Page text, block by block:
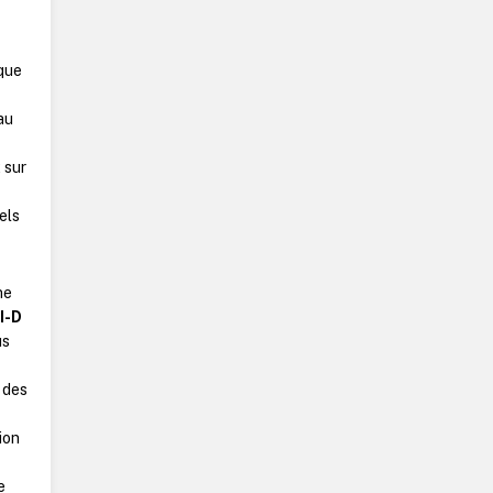
sur
D